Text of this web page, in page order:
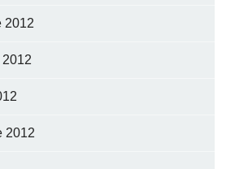
2012
2012